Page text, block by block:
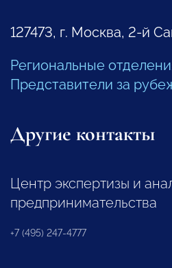
127473, г. Москва, 2-й
Региональные
Представители за
Другие контакты
Центр экспертизы и
предпринимательства
+7 (495) 247-4777